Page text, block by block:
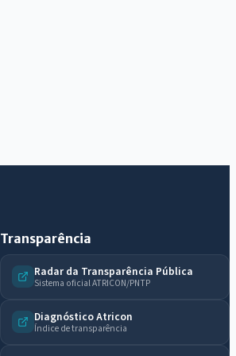
Transparência
Radar da Transparência Pública
Sistema oficial ATRICON/PNTP
Diagnóstico Atricon
Índice de transparência